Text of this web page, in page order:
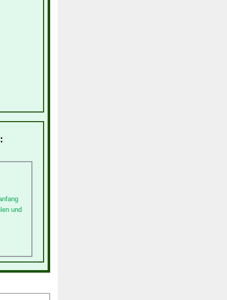
und